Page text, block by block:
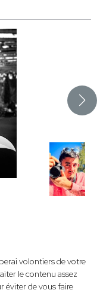
volontiers de votre
le contenu assez
éviter de vous faire